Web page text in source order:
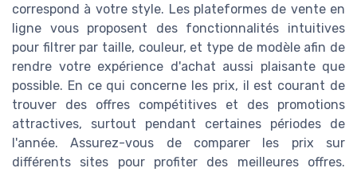
correspond à votre style. Les plateformes de vente en
ligne vous proposent des fonctionnalités intuitives
pour filtrer par taille, couleur, et type de modèle afin de
rendre votre expérience d'achat aussi plaisante que
possible. En ce qui concerne les prix, il est courant de
trouver des offres compétitives et des promotions
attractives, surtout pendant certaines périodes de
l'année. Assurez-vous de comparer les prix sur
différents sites pour profiter des meilleures offres.